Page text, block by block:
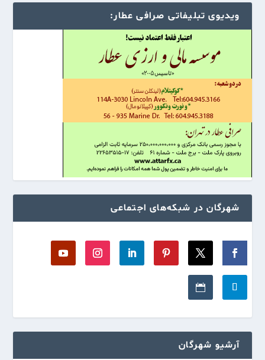
ویدیوی تبلیفاتی صرافی عطار:
شهرگان در شبکه‌های اجتماعی
آرشیو شهرگان